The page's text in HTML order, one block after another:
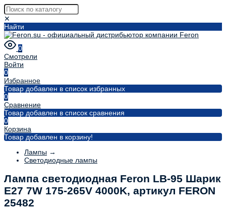
✕
Найти
0
Смотрели
Войти
0
Избранное
Товар добавлен в список избранных
0
Сравнение
Товар добавлен в список сравнения
0
Корзина
Товар добавлен в корзину!
Лампы →
Светодиодные лампы
Лампа светодиодная Feron LB-95 Шарик
E27 7W 175-265V 4000K, артикул FERON
25482